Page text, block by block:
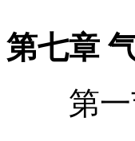
第七章
第一